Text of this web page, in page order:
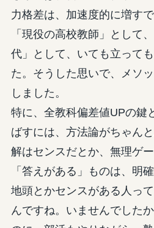
力格差は、加速度的に増すで
「現役の高校教師」として
代」として、いても立って
た。そうした思いで、メソ
しました。
特に、全教科偏差値UPの鍵
ばすには、方法論がちゃん
解はセンスだとか、無理ゲ
「答えがある」ものは、明
地頭とかセンスがある人っ
んですね。いませんでした